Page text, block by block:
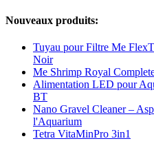
Nouveaux produits:
Tuyau pour Filtre Me
Noir
Me Shrimp Royal
Alimentation LED pour
BT
Nano Gravel Cleaner –
l'Aquarium
Tetra VitaMinPro 3in1